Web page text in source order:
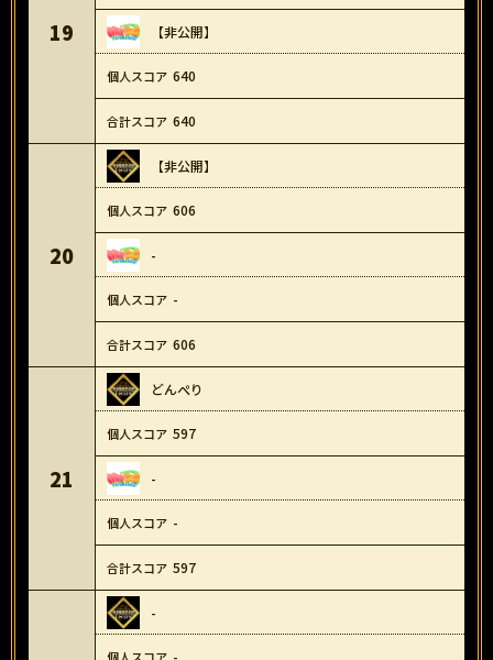
19 【非公開】
640
640
20
【非公開】
606
-
-
606
21
どんぺり
597
-
-
597
-
-